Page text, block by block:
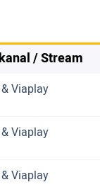
/ Stream
Viaplay
Viaplay
Viaplay